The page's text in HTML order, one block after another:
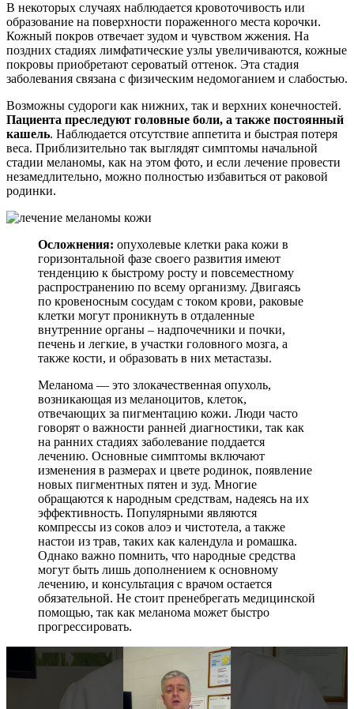
В некоторых случаях наблюдается кровоточивость или
образование на поверхности пораженного места корочки.
Кожный покров отвечает зудом и чувством жжения. На
поздних стадиях лимфатические узлы увеличиваются, кожные
покровы приобретают сероватый оттенок. Эта стадия
заболевания связана с физическим недомоганием и слабостью.
Возможны судороги как нижних, так и верхних конечностей.
Пациента преследуют головные боли, а также постоянный
кашель. Наблюдается отсутствие аппетита и быстрая потеря
веса. Приблизительно так выглядят симптомы начальной
стадии меланомы, как на этом фото, и если лечение провести
незамедлительно, можно полностью избавиться от раковой
родинки.
Осложнения: опухолевые клетки рака кожи в
горизонтальной фазе своего развития имеют
тенденцию к быстрому росту и повсеместному
распространению по всему организму. Двигаясь
по кровеносным сосудам с током крови, раковые
клетки могут проникнуть в отдаленные
внутренние органы – надпочечники и почки,
печень и легкие, в участки головного мозга, а
также кости, и образовать в них метастазы.
Меланома — это злокачественная опухоль,
возникающая из меланоцитов, клеток,
отвечающих за пигментацию кожи. Люди часто
говорят о важности ранней диагностики, так как
на ранних стадиях заболевание поддается
лечению. Основные симптомы включают
изменения в размерах и цвете родинок, появление
новых пигментных пятен и зуд. Многие
обращаются к народным средствам, надеясь на их
эффективность. Популярными являются
компрессы из соков алоэ и чистотела, а также
настои из трав, таких как календула и ромашка.
Однако важно помнить, что народные средства
могут быть лишь дополнением к основному
лечению, и консультация с врачом остается
обязательной. Не стоит пренебрегать медицинской
помощью, так как меланома может быстро
прогрессировать.